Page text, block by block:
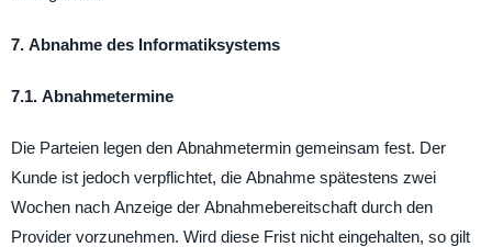
7. Abnahme des Informatiksystems
7.1. Abnahmetermine
Die Parteien legen den Abnahmetermin gemeinsam fest. Der
Kunde ist jedoch verpflichtet, die Abnahme spätestens zwei
Wochen nach Anzeige der Abnahmebereitschaft durch den
Provider vorzunehmen. Wird diese Frist nicht eingehalten, so gilt